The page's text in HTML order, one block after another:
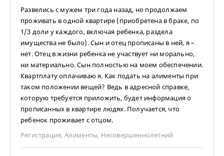
Развелись с мужем три года назад, но продолжаем
проживать в одной квартире (приобретена в браке, по
1/3 доли у каждого, включая ребенка, раздела
имущества не было). Сын и отец прописаны в ней, я –
нет. Отец в жизни ребенка не участвует ни морально,
ни материально. Сын полностью на моем обеспечении.
Квартплату оплачиваю я. Как подать на алименты при
таком положении вещей? Ведь в адресной справке,
которую требуется приложить, будет информация о
прописанных в квартире людях. Получается, что
ребенок проживает с отцом.
Регистрация, Алименты, Несовершеннолетний